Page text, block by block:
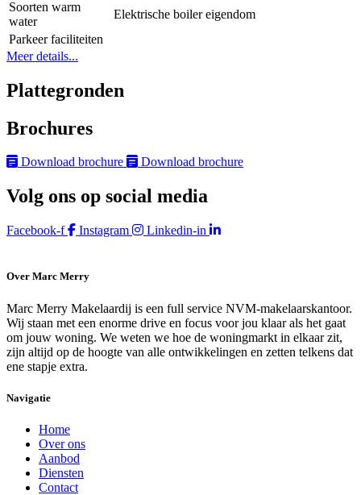
Soorten warm
water
Elektrische boiler eigendom
Parkeer faciliteiten
Meer details...
Plattegronden
Brochures
Download brochure Download brochure
Volg ons op social media
Facebook-f Instagram Linkedin-in
Over Marc Merry
Marc Merry Makelaardij is een full service NVM-makelaarskantoor.
Wij staan met een enorme drive en focus voor jou klaar als het gaat
om jouw woning. We weten we hoe de woningmarkt in elkaar zit,
zijn altijd op de hoogte van alle ontwikkelingen en zetten telkens dat
ene stapje extra.
Navigatie
Home
Over ons
Aanbod
Diensten
Contact